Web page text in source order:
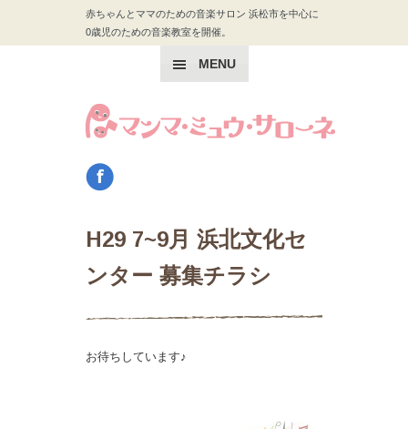
赤ちゃんとママのための音楽サロン 浜松市を中心に
0歳児のための音楽教室を開催。
MENU
H29 7~9月 浜北文化セ
ンター 募集チラシ
お待ちしています♪